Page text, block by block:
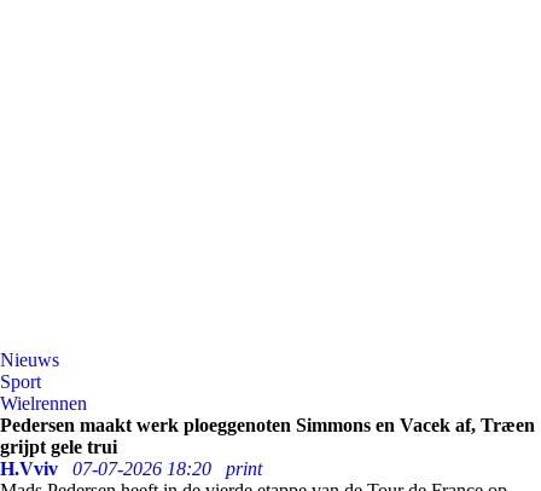
Nieuws
Sport
Wielrennen
Pedersen maakt werk ploeggenoten Simmons en Vacek af, Træen
grijpt gele trui
H.Vviv
07-07-2026 18:20
print